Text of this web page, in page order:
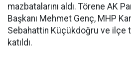
mazbatalarını aldı. Törene AK
Başkanı Mehmet Genç, MHP
Sebahattin Küçükdoğru ve ilçe
katıldı.